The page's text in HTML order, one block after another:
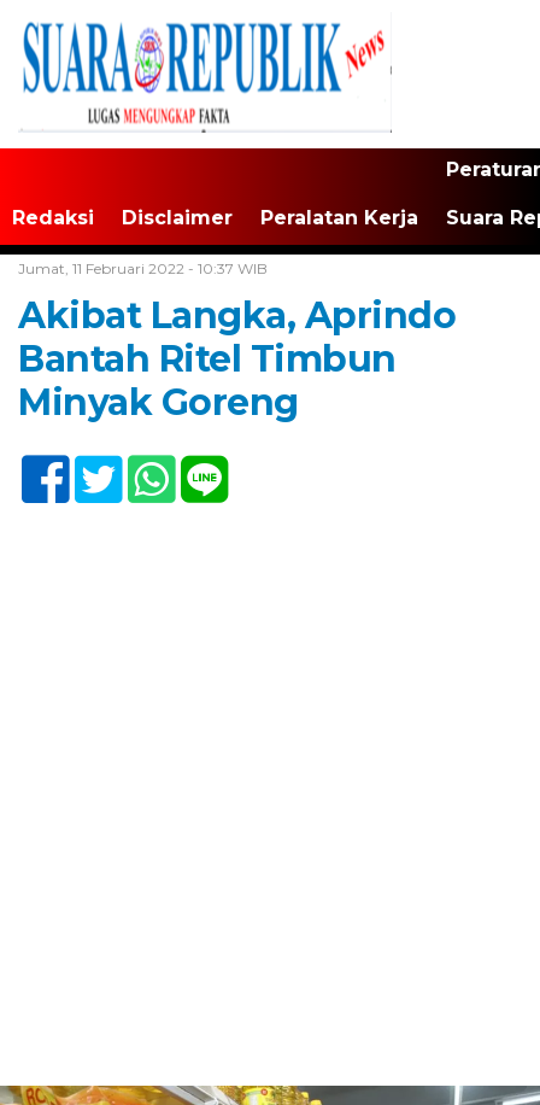
Redaksi Disclaimer Peralatan Kerja Suara
Jumat, 11 Februari 2022 - 10:37 WIB
Akibat Langka, Aprindo
Bantah Ritel Timbun
Minyak Goreng